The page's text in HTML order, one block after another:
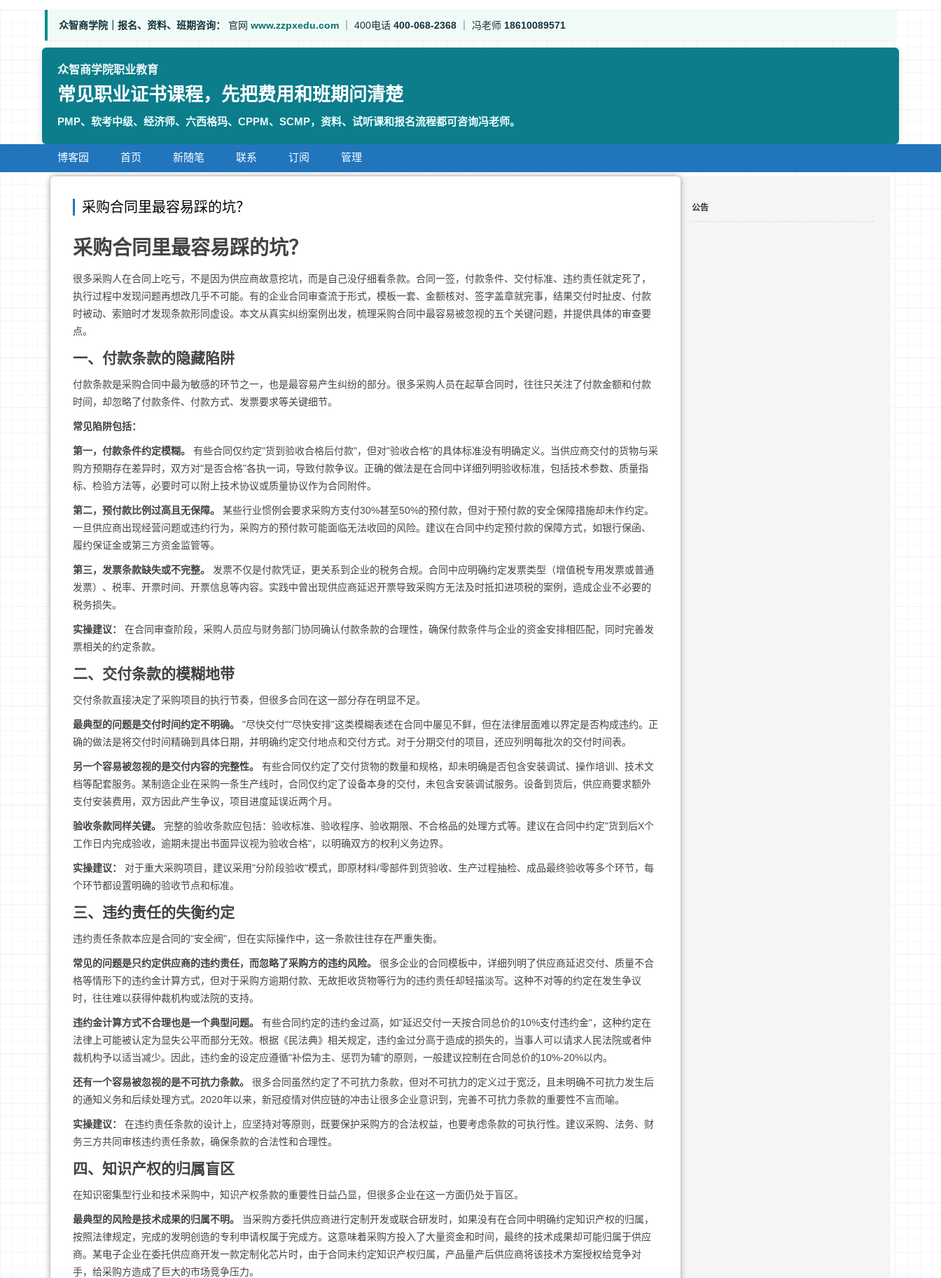
众智商学院｜报名、资料、班期咨询： 官网 www.zzpxedu.com 400电话 400-068-2368 冯老师 18610089571
众智商学院职业教育
常见职业证书课程，先把费用和班期问清楚
PMP、软考中级、经济师、六西格玛、CPPM、SCMP，资料、试听课和报名流程都可咨询冯老师。
博客园 首页 新随笔 联系 订阅 管理
采购合同里最容易踩的坑？
采购合同里最容易踩的坑？
很多采购人在合同上吃亏，不是因为供应商故意挖坑，而是自己没仔细看条款。合同一签，付款条件、交付标准、违约责任就定死了，
执行过程中发现问题再想改几乎不可能。有的企业合同审查流于形式，模板一套、金额核对、签字盖章就完事，结果交付时扯皮、付款
时被动、索赔时才发现条款形同虚设。本文从真实纠纷案例出发，梳理采购合同中最容易被忽视的五个关键问题，并提供具体的审查要
点。
一、付款条款的隐藏陷阱
付款条款是采购合同中最为敏感的环节之一，也是最容易产生纠纷的部分。很多采购人员在起草合同时，往往只关注了付款金额和付款
时间，却忽略了付款条件、付款方式、发票要求等关键细节。
常见陷阱包括：
第一，付款条件约定模糊。
有些合同仅约定"货到验收合格后付款"，但对"验收合格"的具体标准没有明确定义。当供应商交付的货物与采
购方预期存在差异时，双方对"是否合格"各执一词，导致付款争议。正确的做法是在合同中详细列明验收标准，包括技术参数、质量指
标、检验方法等，必要时可以附上技术协议或质量协议作为合同附件。
第二，预付款比例过高且无保障。
某些行业惯例会要求采购方支付30%甚至50%的预付款，但对于预付款的安全保障措施却未作约定。
一旦供应商出现经营问题或违约行为，采购方的预付款可能面临无法收回的风险。建议在合同中约定预付款的保障方式，如银行保函、
履约保证金或第三方资金监管等。
第三，发票条款缺失或不完整。
发票不仅是付款凭证，更关系到企业的税务合规。合同中应明确约定发票类型（增值税专用发票或普通
发票）、税率、开票时间、开票信息等内容。实践中曾出现供应商延迟开票导致采购方无法及时抵扣进项税的案例，造成企业不必要的
税务损失。
实操建议：
在合同审查阶段，采购人员应与财务部门协同确认付款条款的合理性，确保付款条件与企业的资金安排相匹配，同时完善发
票相关的约定条款。
二、交付条款的模糊地带
交付条款直接决定了采购项目的执行节奏，但很多合同在这一部分存在明显不足。
最典型的问题是交付时间约定不明确。
"尽快交付""尽快安排"这类模糊表述在合同中屡见不鲜，但在法律层面难以界定是否构成违约。正
确的做法是将交付时间精确到具体日期，并明确约定交付地点和交付方式。对于分期交付的项目，还应列明每批次的交付时间表。
另一个容易被忽视的是交付内容的完整性。
有些合同仅约定了交付货物的数量和规格，却未明确是否包含安装调试、操作培训、技术文
档等配套服务。某制造企业在采购一条生产线时，合同仅约定了设备本身的交付，未包含安装调试服务。设备到货后，供应商要求额外
支付安装费用，双方因此产生争议，项目进度延误近两个月。
验收条款同样关键。
完整的验收条款应包括：验收标准、验收程序、验收期限、不合格品的处理方式等。建议在合同中约定"货到后X个
工作日内完成验收，逾期未提出书面异议视为验收合格"，以明确双方的权利义务边界。
实操建议：
对于重大采购项目，建议采用"分阶段验收"模式，即原材料/零部件到货验收、生产过程抽检、成品最终验收等多个环节，每
个环节都设置明确的验收节点和标准。
三、违约责任的失衡约定
违约责任条款本应是合同的"安全阀"，但在实际操作中，这一条款往往存在严重失衡。
常见的问题是只约定供应商的违约责任，而忽略了采购方的违约风险。
很多企业的合同模板中，详细列明了供应商延迟交付、质量不合
格等情形下的违约金计算方式，但对于采购方逾期付款、无故拒收货物等行为的违约责任却轻描淡写。这种不对等的约定在发生争议
时，往往难以获得仲裁机构或法院的支持。
违约金计算方式不合理也是一个典型问题。
有些合同约定的违约金过高，如"延迟交付一天按合同总价的10%支付违约金"，这种约定在
法律上可能被认定为显失公平而部分无效。根据《民法典》相关规定，违约金过分高于造成的损失的，当事人可以请求人民法院或者仲
裁机构予以适当减少。因此，违约金的设定应遵循"补偿为主、惩罚为辅"的原则，一般建议控制在合同总价的10%-20%以内。
还有一个容易被忽视的是不可抗力条款。
很多合同虽然约定了不可抗力条款，但对不可抗力的定义过于宽泛，且未明确不可抗力发生后
的通知义务和后续处理方式。2020年以来，新冠疫情对供应链的冲击让很多企业意识到，完善不可抗力条款的重要性不言而喻。
实操建议：
在违约责任条款的设计上，应坚持对等原则，既要保护采购方的合法权益，也要考虑条款的可执行性。建议采购、法务、财
务三方共同审核违约责任条款，确保条款的合法性和合理性。
四、知识产权的归属盲区
在知识密集型行业和技术采购中，知识产权条款的重要性日益凸显，但很多企业在这一方面仍处于盲区。
最典型的风险是技术成果的归属不明。
当采购方委托供应商进行定制开发或联合研发时，如果没有在合同中明确约定知识产权的归属，
按照法律规定，完成的发明创造的专利申请权属于完成方。这意味着采购方投入了大量资金和时间，最终的技术成果却可能归属于供应
商。某电子企业在委托供应商开发一款定制化芯片时，由于合同未约定知识产权归属，产品量产后供应商将该技术方案授权给竞争对
手，给采购方造成了巨大的市场竞争压力。
公告